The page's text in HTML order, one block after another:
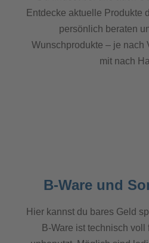
Entdecke aktuelle Produkte
persönlich beraten
Wunschprodukte – je nach
mit nach
B-Ware und
Hier kannst du bares Geld
B-Ware ist technisch voll